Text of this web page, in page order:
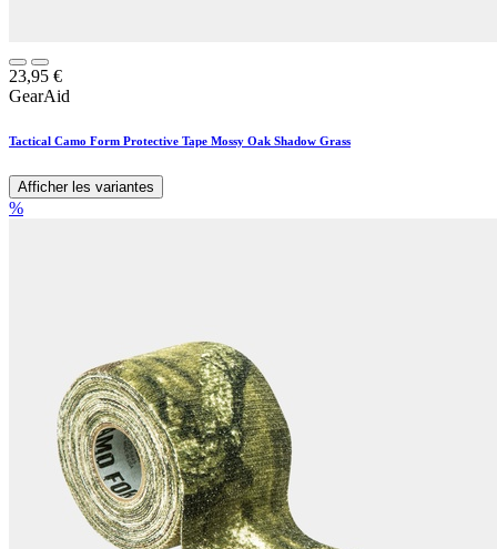
23,95 €
GearAid
Tactical Camo Form Protective Tape Mossy Oak Shadow Grass
Afficher les variantes
%